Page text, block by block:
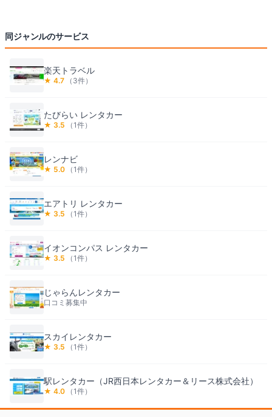
同ジャンルのサービス
楽天トラベル
★ 4.7 （ 3件）
たびらい レンタカー
★ 3.5 （1件）
レンナビ
★ 5.0 （1件）
エアトリ レンタカー
★ 3.5 （1件）
イオンコンパス レンタカー
★ 3.5 （1件）
じゃらんレンタカー
口コミ募集中
スカイレンタカー
★ 3.5 （1件）
駅レンタカー（JR西日本レンタカー＆リース株式会社）
★ 4.0 （1件）